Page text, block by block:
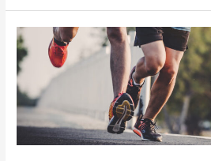
Fases
del
tratamiento
de
fisioterapia
deportiva